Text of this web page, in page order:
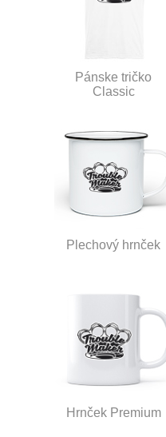
Pánske tričko
Classic
Plechový hrnček
Hrnček Premium